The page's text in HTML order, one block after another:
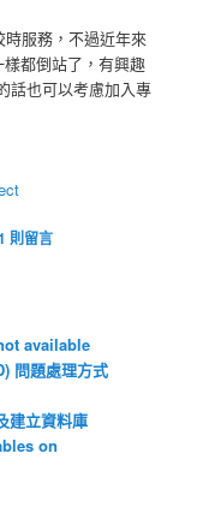
服務，不過近年來
都倒站了，有興趣
話也可以考慮加入專
則留言
available
問題處理方式
建立資料庫
on